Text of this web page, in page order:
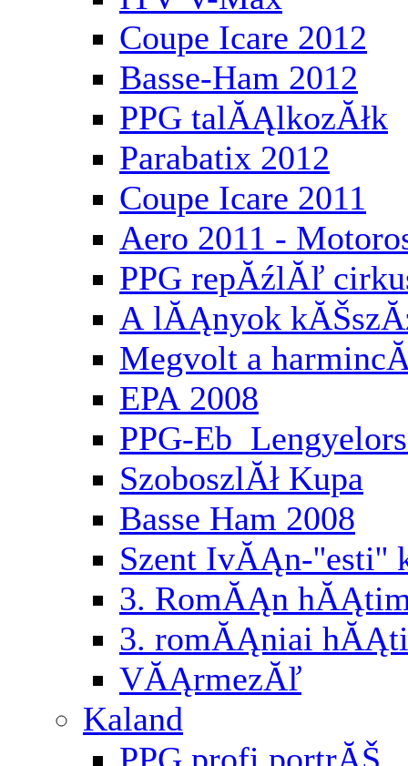
Coupe Icare 2012
Basse-Ham 2012
PPG talĂĄlkozĂłk
Parabatix 2012
Coupe Icare 2011
Aero 2011 -
PPG repĂźlĂľ
A lĂĄnyok
Megvolt a
EPA 2008
PPG-Eb
SzoboszlĂł Kupa
Basse Ham 2008
Szent IvĂĄn-
3. RomĂĄn
3. romĂĄniai
VĂĄrmezĂľ
Kaland